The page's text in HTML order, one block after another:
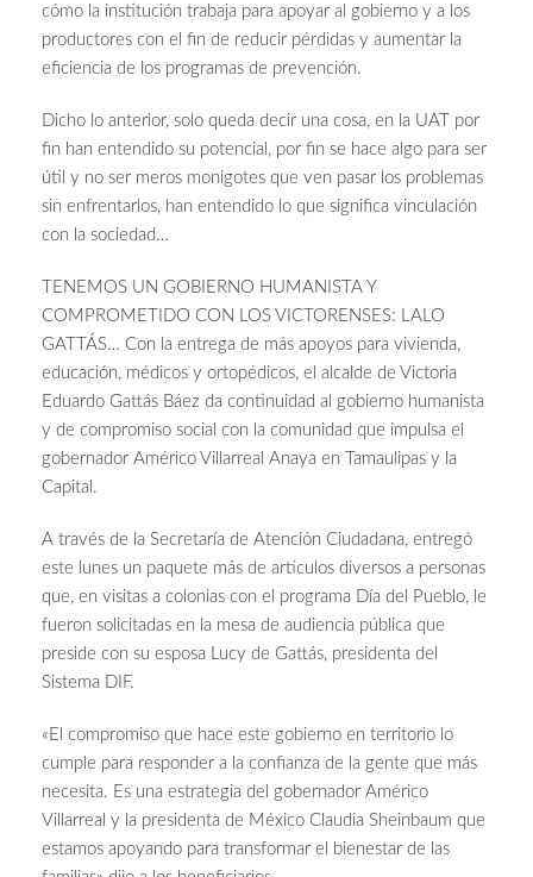
cómo la institución trabaja para apoyar al gobierno y a los
productores con el fin de reducir pérdidas y aumentar la
eficiencia de los programas de prevención.
Dicho lo anterior, solo queda decir una cosa, en la UAT por
fin han entendido su potencial, por fin se hace algo para ser
útil y no ser meros monigotes que ven pasar los problemas
sin enfrentarlos, han entendido lo que significa vinculación
con la sociedad…
TENEMOS UN GOBIERNO HUMANISTA Y
COMPROMETIDO CON LOS VICTORENSES: LALO
GATTÁS… Con la entrega de más apoyos para vivienda,
educación, médicos y ortopédicos, el alcalde de Victoria
Eduardo Gattás Báez da continuidad al gobierno humanista
y de compromiso social con la comunidad que impulsa el
gobernador Américo Villarreal Anaya en Tamaulipas y la
Capital.
A través de la Secretaría de Atención Ciudadana, entregó
este lunes un paquete más de artículos diversos a personas
que, en visitas a colonias con el programa Día del Pueblo, le
fueron solicitadas en la mesa de audiencia pública que
preside con su esposa Lucy de Gattás, presidenta del
Sistema DIF.
«El compromiso que hace este gobierno en territorio lo
cumple para responder a la confianza de la gente que más
necesita. Es una estrategia del gobernador Américo
Villarreal y la presidenta de México Claudia Sheinbaum que
estamos apoyando para transformar el bienestar de las